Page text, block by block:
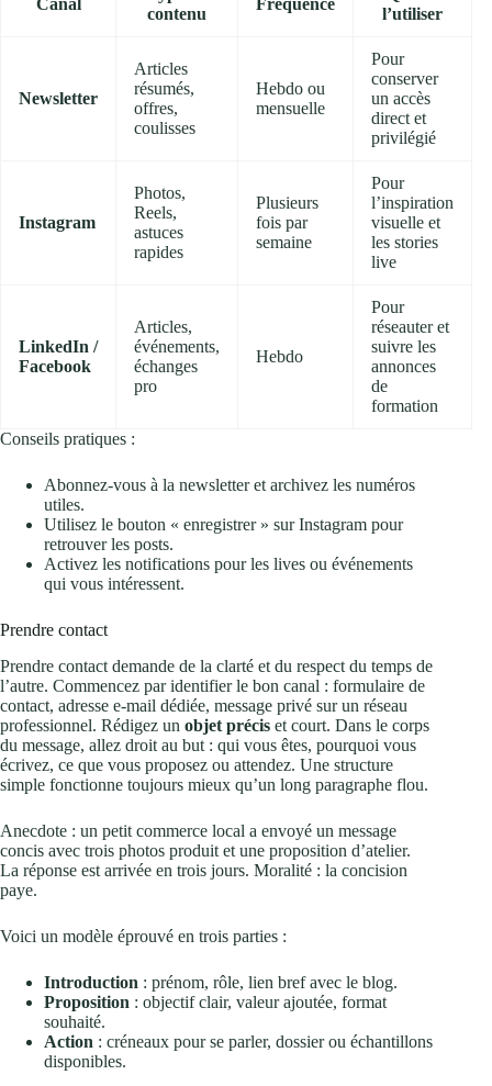
Canal
contenu
Fréquence
l’utiliser
Newsletter
Articles
résumés,
offres,
coulisses
Hebdo ou
mensuelle
Pour
conserver
un accès
direct et
privilégié
Instagram
Photos,
Reels,
astuces
rapides
Plusieurs
fois par
semaine
Pour
l’inspiration
visuelle et
les stories
live
LinkedIn /
Facebook
Articles,
événements,
échanges
pro
Hebdo
Pour
réseauter et
suivre les
annonces
de
formation
Conseils pratiques :
Abonnez-vous à la newsletter et archivez les numéros
utiles.
Utilisez le bouton « enregistrer » sur Instagram pour
retrouver les posts.
Activez les notifications pour les lives ou événements
qui vous intéressent.
Prendre contact
Prendre contact demande de la clarté et du respect du temps de
l’autre. Commencez par identifier le bon canal : formulaire de
contact, adresse e‑mail dédiée, message privé sur un réseau
professionnel. Rédigez un objet précis et court. Dans le corps
du message, allez droit au but : qui vous êtes, pourquoi vous
écrivez, ce que vous proposez ou attendez. Une structure
simple fonctionne toujours mieux qu’un long paragraphe flou.
Anecdote : un petit commerce local a envoyé un message
concis avec trois photos produit et une proposition d’atelier.
La réponse est arrivée en trois jours. Moralité : la concision
paye.
Voici un modèle éprouvé en trois parties :
Introduction : prénom, rôle, lien bref avec le blog.
Proposition : objectif clair, valeur ajoutée, format
souhaité.
Action : créneaux pour se parler, dossier ou échantillons
disponibles.